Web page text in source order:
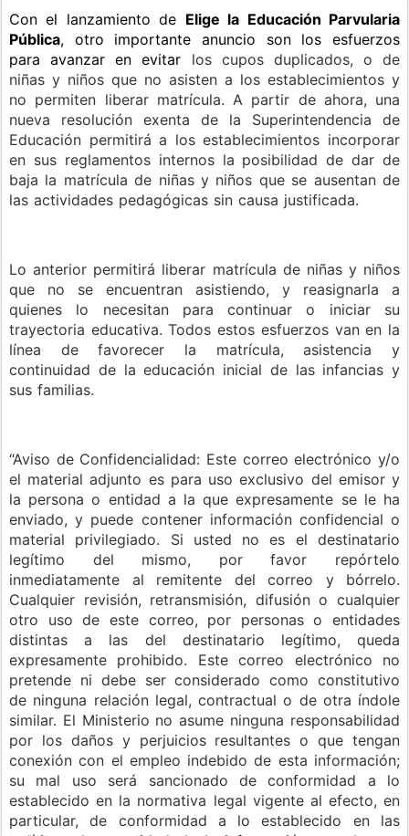
Con el lanzamiento de Elige la Educación Parvularia
Pública, otro importante anuncio son los esfuerzos
para avanzar en evitar los cupos duplicados, o de
niñas y niños que no asisten a los establecimientos y
no permiten liberar matrícula. A partir de ahora, una
nueva resolución exenta de la Superintendencia de
Educación permitirá a los establecimientos incorporar
en sus reglamentos internos la posibilidad de dar de
baja la matrícula de niñas y niños que se ausentan de
las actividades pedagógicas sin causa justificada.
Lo anterior permitirá liberar matrícula de niñas y niños
que no se encuentran asistiendo, y reasignarla a
quienes lo necesitan para continuar o iniciar su
trayectoria educativa. Todos estos esfuerzos van en la
línea de favorecer la matrícula, asistencia y
continuidad de la educación inicial de las infancias y
sus familias.
“Aviso de Confidencialidad: Este correo electrónico y/o
el material adjunto es para uso exclusivo del emisor y
la persona o entidad a la que expresamente se le ha
enviado, y puede contener información confidencial o
material privilegiado. Si usted no es el destinatario
legítimo del mismo, por favor repórtelo
inmediatamente al remitente del correo y bórrelo.
Cualquier revisión, retransmisión, difusión o cualquier
otro uso de este correo, por personas o entidades
distintas a las del destinatario legítimo, queda
expresamente prohibido. Este correo electrónico no
pretende ni debe ser considerado como constitutivo
de ninguna relación legal, contractual o de otra índole
similar. El Ministerio no asume ninguna responsabilidad
por los daños y perjuicios resultantes o que tengan
conexión con el empleo indebido de esta información;
su mal uso será sancionado de conformidad a lo
establecido en la normativa legal vigente al efecto, en
particular, de conformidad a lo establecido en las